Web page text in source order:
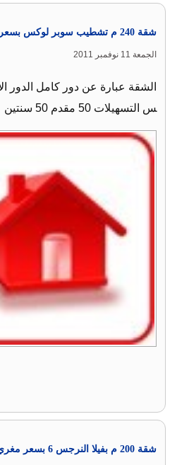
شقة 240 م تشطيب سوبر لوكس بسعر مغري وبتسهيلات .
الجمعة 11 نوفمبر 2011
الشقة عبارة عن دور كامل الدور
س التسهيلات 50 مقدم 50 سنتين
شقة 200 م بفيلا النرجس 6 بسعر مغري وبتسهيلات .